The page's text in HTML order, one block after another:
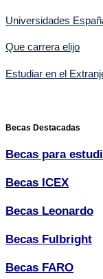
Universidades
Que carrera elijo
Estudiar en el
Becas Destacadas
Becas para
Becas ICEX
Becas Leonardo
Becas Fulbright
Becas FARO